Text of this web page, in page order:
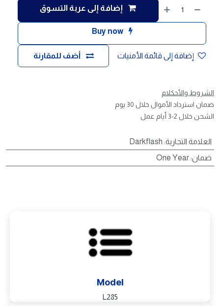
إضافة إلى عربة التسوق
Buy now
أضف للمقارنة إضافة إلى قائمة الأمنيات
الشروط والأحكلام
ضمان استرداد الأموال خلال 30 يوم
الشحن خلال 2-3 أيام عمل
العلامة التجارية:
Darkflash
ضمان:
One Year
Model
L285